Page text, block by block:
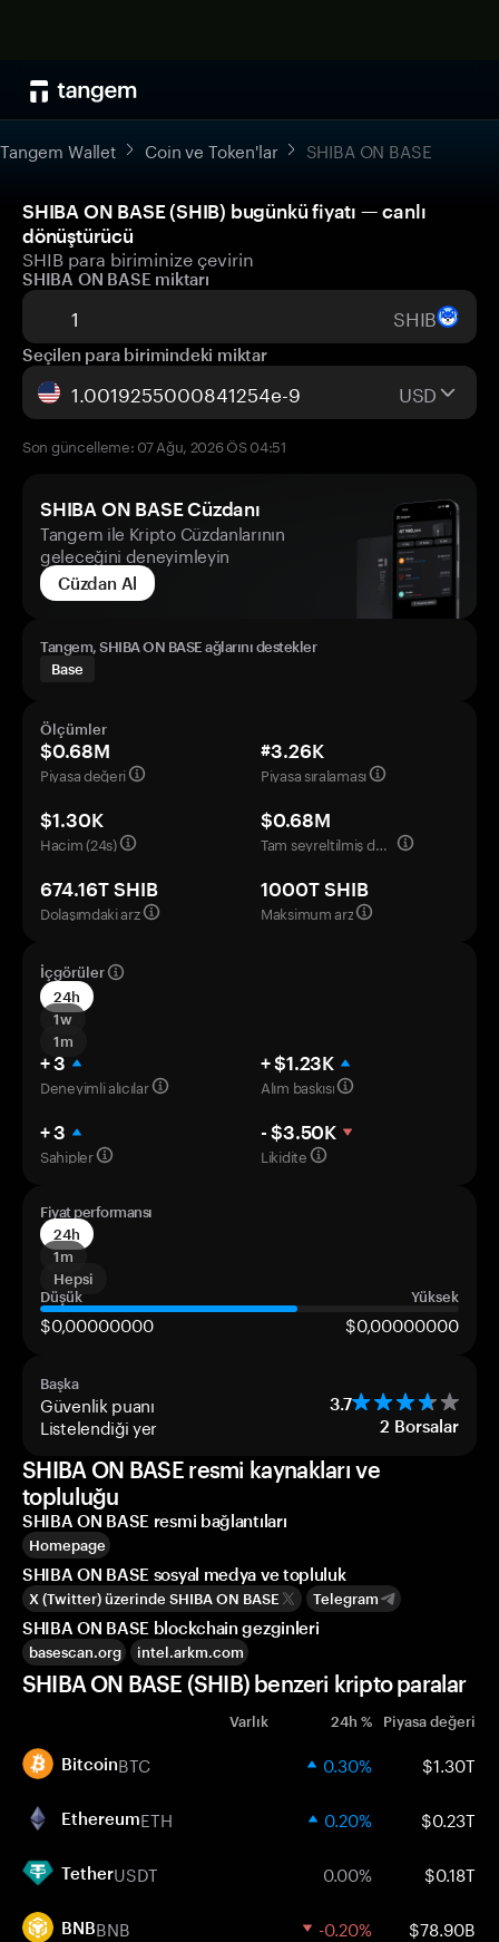
Tangem Wallet Coin ve Token'lar SHIBA ON BASE
SHIBA ON BASE (SHIB) bugünkü fiyatı — canlı
dönüştürücü
SHIB para biriminize çevirin
SHIBA ON BASE miktarı
SHIB
Seçilen para birimindeki miktar
USD
Son güncelleme: 07 Ağu, 2026 ÖS 04:51
SHIBA ON BASE Cüzdanı
Tangem ile Kripto Cüzdanlarının
geleceğini deneyimleyin
Cüzdan Al
Tangem, SHIBA ON BASE ağlarını destekler
Base
Ölçümler
$0.68M
Piyasa değeri
#3.26K
Piyasa sıralaması
$1.30K
Hacim (24s)
$0.68M
Tam seyreltilmiş değerleme
674.16T SHIB
Dolaşımdaki arz
1000T SHIB
Maksimum arz
İçgörüler
24h
1w
1m
+ 3
Deneyimli alıcılar
+ $1.23K
Alım baskısı
+ 3
Sahipler
- $3.50K
Likidite
Fiyat performansı
24h
1m
Hepsi
Düşük
Yüksek
$0,00000000 $0,00000000
Başka
Güvenlik puanı 3.7
Listelendiği yer 2 Borsalar
SHIBA ON BASE resmi kaynakları ve
topluluğu
SHIBA ON BASE resmi bağlantıları
Homepage
SHIBA ON BASE sosyal medya ve topluluk
X (Twitter) üzerinde SHIBA ON BASE Telegram
SHIBA ON BASE blockchain gezginleri
basescan.org intel.arkm.com
SHIBA ON BASE (SHIB) benzeri kripto paralar
Varlık 24h % Piyasa değeri
BitcoinBTC 0.30% $1.30T
EthereumETH 0.20% $0.23T
TetherUSDT 0.00% $0.18T
BNBBNB -0.20% $78.90B